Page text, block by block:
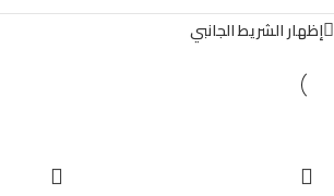
إظهار الشريط الجانبي